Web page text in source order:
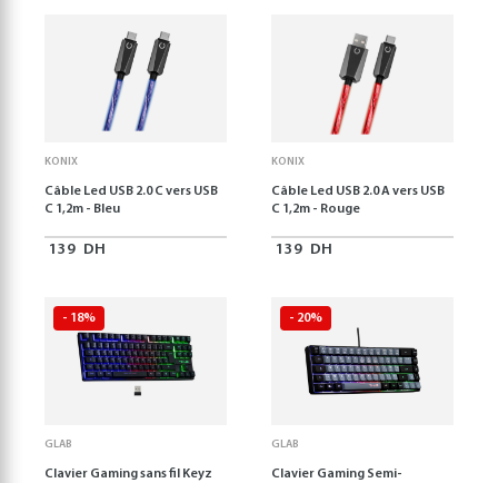
KONIX
Câble Led USB 2.0 C vers USB
C 1,2m - Bleu
139 DH
KONIX
Câble Led USB 2.0 A vers USB
C 1,2m - Rouge
139 DH
- 18%
GLAB
Clavier Gaming sans fil Keyz
- 20%
GLAB
Clavier Gaming Semi-